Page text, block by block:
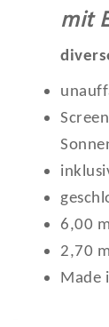
mit
6,00
2,70
Made